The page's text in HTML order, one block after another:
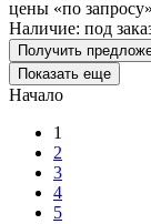
цены «по запросу»
Наличие: под
Получить
Показать еще
Начало
1
2
3
4
5